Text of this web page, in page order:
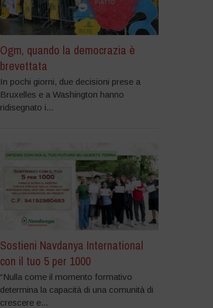
Ogm, quando la democrazia è
brevettata
In pochi giorni, due decisioni prese a
Bruxelles e a Washington hanno
ridisegnato i...
Sostieni Navdanya International
con il tuo 5 per 1000
“Nulla come il momento formativo
determina la capacità di una comunità di
crescere e...